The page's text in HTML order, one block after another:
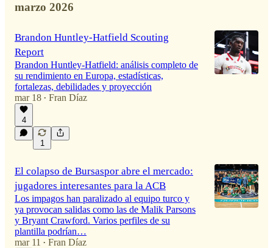
marzo 2026
Brandon Huntley-Hatfield Scouting
Report
Brandon Huntley-Hatfield: análisis completo de
su rendimiento en Europa, estadísticas,
fortalezas, debilidades y proyección
mar 18 • Fran Díaz
4
1
El colapso de Bursaspor abre el mercado:
jugadores interesantes para la ACB
Los impagos han paralizado al equipo turco y
ya provocan salidas como las de Malik Parsons
y Bryant Crawford. Varios perfiles de su
plantilla podrían…
mar 11
• Fran Díaz